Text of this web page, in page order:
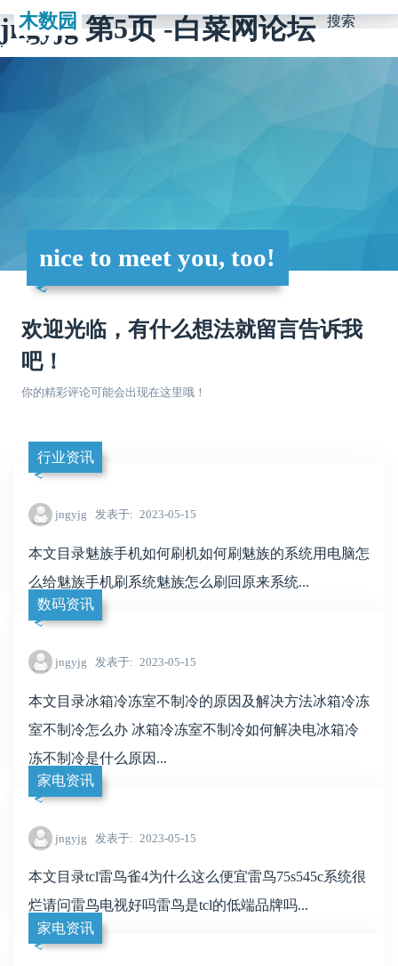
jngyjg 第5页 -白菜网论坛
木数园 搜索
nice to meet you, too!
欢迎光临，有什么想法就留言告诉我
吧！
你的精彩评论可能会出现在这里哦！
行业资讯
jngyjg 发表于 2023-05-15
本文目录魅族手机如何刷机如何刷魅族的系统用电脑怎
么给魅族手机刷系统魅族怎么刷回原来系统...
数码资讯
jngyjg 发表于 2023-05-15
本文目录冰箱冷冻室不制冷的原因及解决方法冰箱冷冻
室不制冷怎么办 冰箱冷冻室不制冷如何解决电冰箱冷
冻不制冷是什么原因...
家电资讯
jngyjg 发表于 2023-05-15
本文目录tcl雷鸟雀4为什么这么便宜雷鸟75s545c系统很
烂请问雷鸟电视好吗雷鸟是tcl的低端品牌吗...
家电资讯